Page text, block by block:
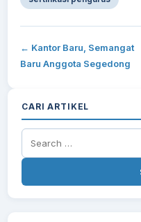
← Kantor Baru, Semangat
Baru Anggota Segedong
CARI ARTIKEL